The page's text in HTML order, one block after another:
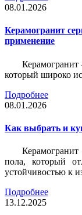
08.01.2026
Керамогранит
применение
который широко
Подробнее
08.01.2026
Как выбрать и
пола, который
устойчивостью к
Подробнее
13.12.2025